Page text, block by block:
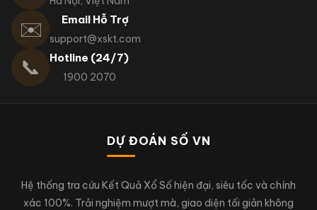
✉️ Email Hỗ Trợ
support@xskt.com
📞 Hotline (24/7)
1900 2070
DỰ ĐOÁN SỐ VN
Hệ thống tra cứu Kết Quả Xổ Số hiện đại, siêu tốc và chính
xác 100%. Trải nghiệm mượt mà, giao diện tối giản không